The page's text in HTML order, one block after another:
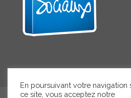
En poursuivant votre navigation
ce site, vous acceptez notre